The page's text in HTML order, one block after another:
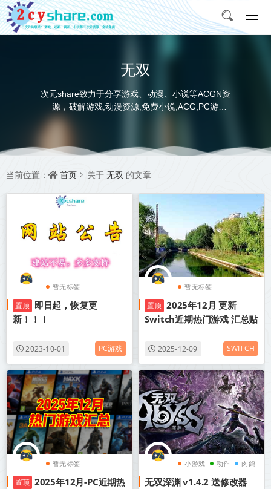
无双
次元share致力于分享游戏、动漫、小说等ACGN资
源，破解游戏,动漫资源,免费小说,ACG,PC游
戏,switch游戏,金手指，动画电影,动画片,全本小说,
并提供网盘下载
当前位置： 首页 关于 无双 的文章
暂无标签
置顶 即日起，恢复更
新！！！
2023-10-01 PC游戏
暂无标签
置顶 2025年12月 更新
Switch近期热门游戏 汇总贴
2025-12-09 SWITCH
暂无标签
置顶 2025年12月-PC近期热
小游戏 动作 肉鸽
无双深渊 v1.4.2 送修改器